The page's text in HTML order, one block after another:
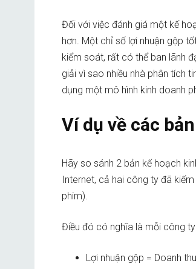
Đối với việc đánh giá một kế
hơn. Một chỉ số lợi nhuận gộp
kiểm soát, rất có thể ban lãnh
giải vì sao nhiều nhà phân tích
dụng một mô hình kinh doanh
Ví dụ về các
Hãy so sánh 2 bản kế hoạch
Internet, cả hai công ty đã
phim).
Điều đó có nghĩa là mỗi công
Lợi nhuận gộp = Doanh